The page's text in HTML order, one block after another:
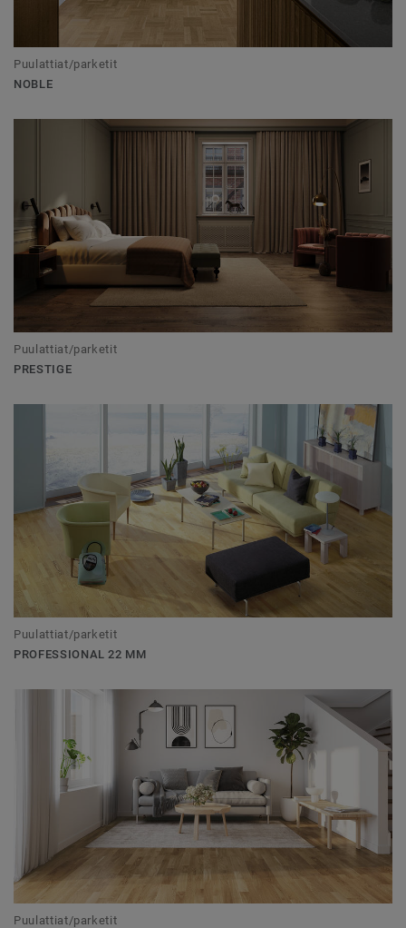
Puulattiat/parketit
NOBLE
Puulattiat/parketit
PRESTIGE
Puulattiat/parketit
PROFESSIONAL 22 MM
Puulattiat/parketit